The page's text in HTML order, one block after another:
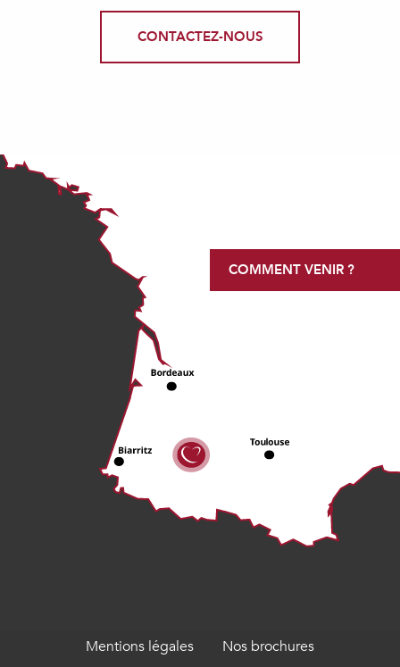
CONTACTEZ-NOUS
COMMENT VENIR ?
Mentions légales
Nos brochures